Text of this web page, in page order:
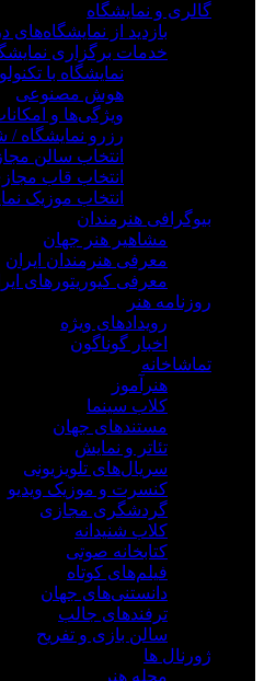
گالری و نمایشگاه
بازدید از
خدمات برگزاری
نمایشگاه با
هوش مصنوعی
ویژگی‌ها و
رزرو نمایشگاه /
انتخاب سالن
انتخاب قاب
انتخاب موزیک
بیوگرافی هنرمندان
مشاهیر هنر جهان
معرفی هنرمندان ایران
معرفی کیوریتورهای
روزنامه هنر
رویدادهای ویژه
اخبار گوناگون
تماشاخانه
هنرآموز
کلاب سینما
مستندهای جهان
تئاتر و نمایش
سریال‌های تلویزیونی
کنسرت و موزیک ویدیو
گردشگری مجازی
کلاب شنیدانه
کتابخانه صوتی
فیلم‌های کوتاه
دانستنی‌های جهان
ترفندهای جالب
سالن بازی و تفریح
ژورنال ها
مجله هنر